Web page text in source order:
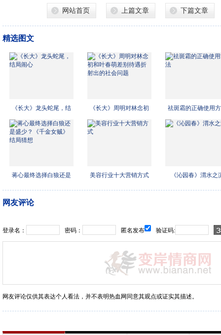
网站首页 上篇文章 下篇文章
精选图文
《长大》龙头蛇尾，结
《长大》周明对林念初
祛斑霜的正确使用
蒋心最终选择白狼还是
美容行业十大营销方式 《沁园春》渭水之
网友评论
登录名： 密码： 匿名发布 验证码:
网友评论仅供其表达个人看法，并不表明热血网同意其观点或证实其描述。